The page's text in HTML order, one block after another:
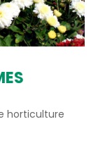
horticulture